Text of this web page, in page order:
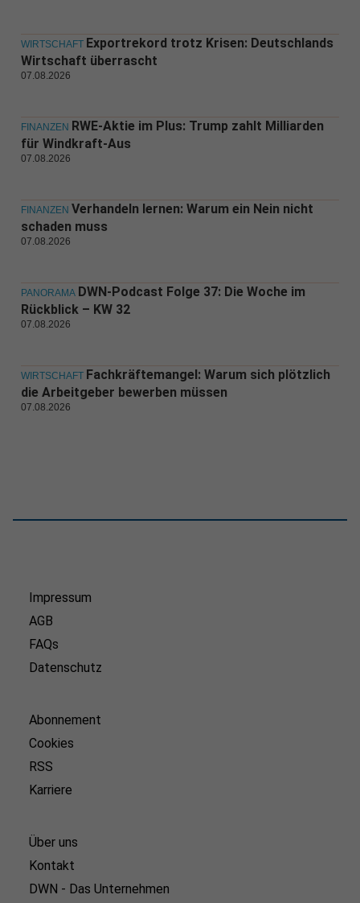
WIRTSCHAFT Exportrekord trotz Krisen: Deutschlands
Wirtschaft überrascht
07.08.2026
FINANZEN RWE-Aktie im Plus: Trump zahlt Milliarden
für Windkraft-Aus
07.08.2026
FINANZEN Verhandeln lernen: Warum ein Nein nicht
schaden muss
07.08.2026
PANORAMA DWN-Podcast Folge 37: Die Woche im
Rückblick – KW 32
07.08.2026
WIRTSCHAFT Fachkräftemangel: Warum sich plötzlich
die Arbeitgeber bewerben müssen
07.08.2026
Impressum
AGB
FAQs
Datenschutz
Abonnement
Cookies
RSS
Karriere
Über uns
Kontakt
DWN - Das Unternehmen